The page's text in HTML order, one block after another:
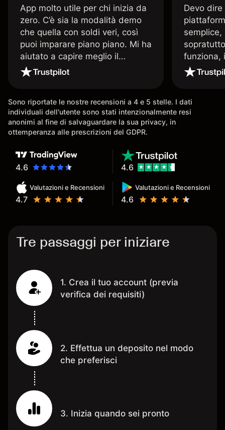
App molto utile per chi inizia da
zero. C’è sia la modalità demo
che quella con soldi veri, così
puoi imparare piano piano. Mi ha
aiutato a capire meglio il
trading. La consiglio a chi parte
senza esperienza.
Devo
funziona,
Davide e'
spiega
Sono riportate le nostre recensioni a 4 e 5 stelle. I dati
individuali dell'utente sono stati intenzionalmente resi
anonimi al fine di salvaguardare la sua privacy, in
ottemperanza alle prescrizioni del GDPR.
4.6
Valutazioni e Recensioni
4.7
Valutazioni e Recensioni
4.6
4.6
Tre passaggi per iniziare
1. Crea il tuo account (previa
verifica dei requisiti)
2. Effettua un deposito nel modo
che preferisci
3. Inizia quando sei pronto